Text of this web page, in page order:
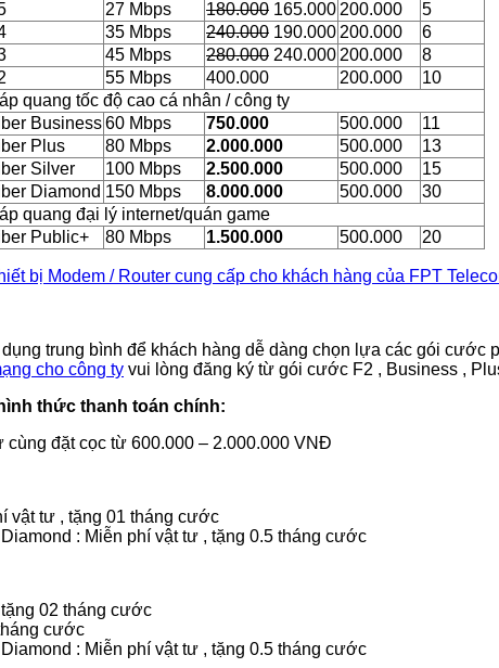
27 Mbps 180.000 165.000 200.000
5
35 Mbps 240.000 190.000 200.000
6
45 Mbps 280.000 240.000 200.000
8
55 Mbps 400.000 200.000
10
quang tốc độ cao cá nhân / công ty
Business60 Mbps 750.000 500.000
11
Plus
80 Mbps 2.000.000 500.000
13
Silver
100 Mbps 2.500.000 500.000
15
Diamond 150 Mbps 8.000.000 500.000
30
quang đại lý internet/quán game
Public+
80 Mbps 1.500.000 500.000 20
bị Modem / Router cung cấp cho khách hàng của FPT
trung bình để khách hàng dễ dàng chọn lựa các gói cước
cho công ty vui lòng đăng ký từ gói cước F2 , Business ,
thức thanh toán chính:
cùng đặt cọc từ 600.000 – 2.000.000 VNĐ
vật tư , tặng 01 tháng cước
: Miễn phí vật tư , tặng 0.5 tháng cước
02 tháng cước
cước
: Miễn phí vật tư , tặng 0.5 tháng cước